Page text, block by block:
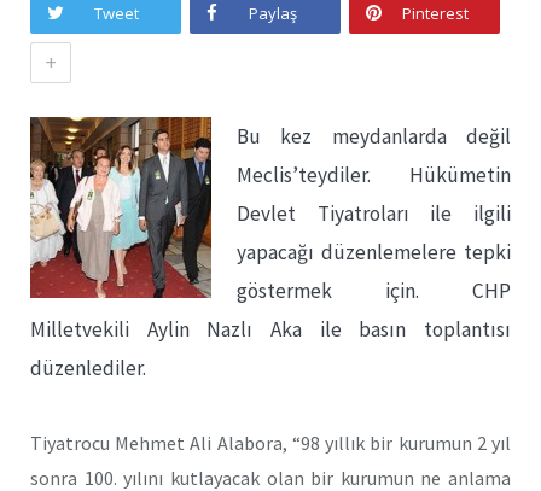
Tweet Paylaş Pinterest
+
Bu kez meydanlarda değil
Meclis’teydiler. Hükümetin
Devlet Tiyatroları ile ilgili
yapacağı düzenlemelere tepki
göstermek için. CHP
Milletvekili Aylin Nazlı Aka ile basın toplantısı
düzenlediler.
Tiyatrocu Mehmet Ali Alabora, “98 yıllık bir kurumun 2 yıl
sonra 100. yılını kutlayacak olan bir kurumun ne anlama